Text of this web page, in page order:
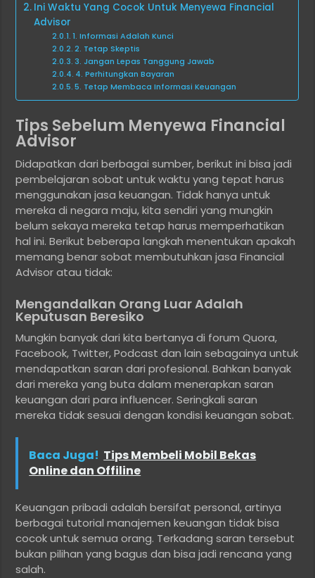
Ini Waktu Yang Cocok Untuk Menyewa Financial
Advisor
1. Informasi Adalah Kunci
2. Tetap Skeptis
3. Jangan Lepas Tanggung Jawab
4. Perhitungkan Bayaran
5. Tetap Membaca Informasi Keuangan
Tips Sebelum Menyewa Financial
Advisor
Didapatkan dari berbagai sumber, berikut ini bisa jadi
pembelajaran sobat untuk waktu yang tepat harus
menggunakan jasa keuangan. Tidak hanya untuk
mereka di negara maju, kita sendiri yang mungkin
belum sekaya mereka tetap harus memperhatikan
hal ini. Berikut beberapa langkah menentukan apakah
memang benar sobat membutuhkan jasa Financial
Advisor atau tidak:
Mengandalkan Orang Luar Adalah
Keputusan Beresiko
Mungkin banyak dari kita bertanya di forum Quora,
Facebook, Twitter, Podcast dan lain sebagainya untuk
mendapatkan saran dari profesional. Bahkan banyak
dari mereka yang buta dalam menerapkan saran
keuangan dari para influencer. Seringkali saran
mereka tidak sesuai dengan kondisi keuangan sobat.
Baca Juga! Tips Membeli Mobil Bekas
Online dan Offiline
Keuangan pribadi adalah bersifat personal, artinya
berbagai tutorial manajemen keuangan tidak bisa
cocok untuk semua orang. Terkadang saran tersebut
bukan pilihan yang bagus dan bisa jadi rencana yang
salah.